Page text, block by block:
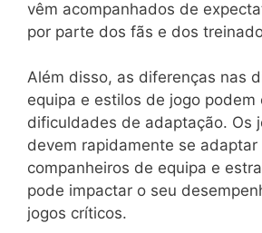
vêm acompanhados de
por parte dos fãs e dos
Além disso, as diferenças nas
equipa e estilos de jogo podem
dificuldades de adaptação. Os
devem rapidamente se adaptar
companheiros de equipa e
pode impactar o seu
jogos críticos.